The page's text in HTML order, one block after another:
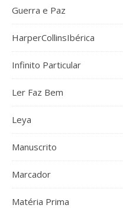
Guerra e Paz
HarperCollinsIbérica
Infinito Particular
Ler Faz Bem
Leya
Manuscrito
Marcador
Matéria Prima